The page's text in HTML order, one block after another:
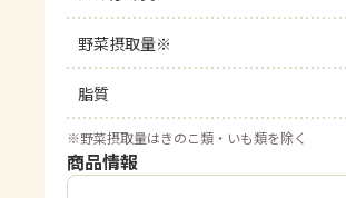
野菜摂取量※
脂質
※野菜摂取量はきのこ類・いも類を除く
商品情報